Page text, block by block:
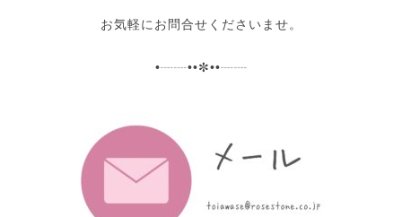
お気軽にお問合せくださいませ。
•┈┈••✼••┈┈